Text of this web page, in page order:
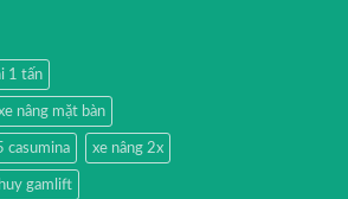
1 tấn
nâng mặt bàn
casumina xe nâng 2x
gamlift